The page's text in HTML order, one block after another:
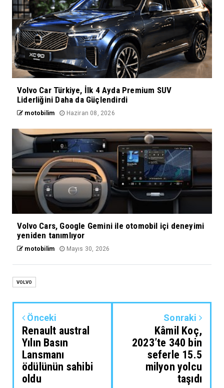
Volvo Car Türkiye, İlk 4 Ayda Premium SUV
Liderliğini Daha da Güçlendirdi
motobilim Haziran 08, 2026
Volvo Cars, Google Gemini ile otomobil içi deneyimi
yeniden tanımlıyor
motobilim Mayıs 30, 2026
VOLVO
Önceki
Renault austral
Yılın Basın
Lansmanı
ödülünün sahibi
oldu
Sonraki
Kâmil Koç,
2023’te 340 bin
seferle 15.5
milyon yolcu
taşıdı